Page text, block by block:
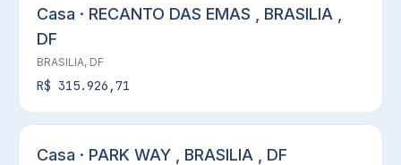
Casa · RECANTO DAS EMAS , BRASILIA ,
DF
BRASILIA, DF
R$ 315.926,71
Casa · PARK WAY , BRASILIA , DF